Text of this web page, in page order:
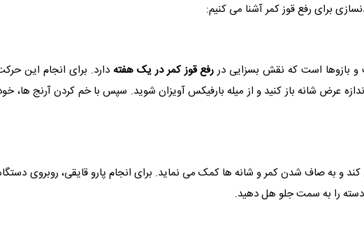
برای رفع قوز کمر آشنا می کنیم:
بازوها است که نقش بسزایی دررفع قوز کمر در یک هفته دارد. برای انجام این
عرض شانه باز کنید و از میله بارفیکس آویزان شوید. سپس با خم کردن آرنج‌ ها، خود
صاف شدن کمر و شانه ها کمک می‌ نماید. برای انجام پارو قایقی، روبروی دستگاه
را به سمت جلو هل دهید.